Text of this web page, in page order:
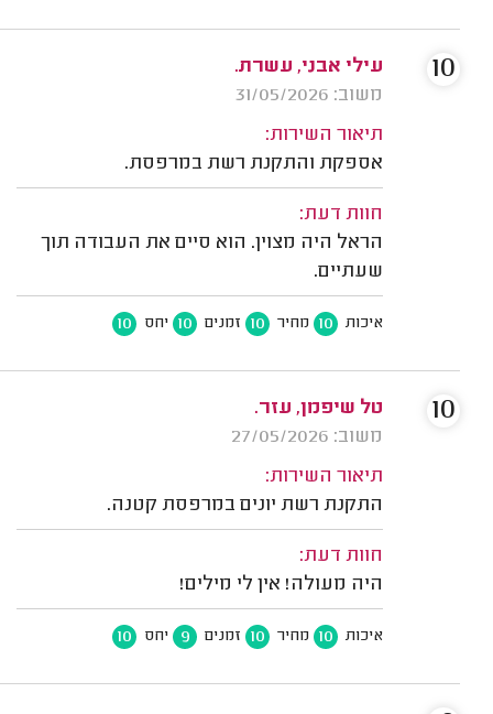
עילי אבני, עשרת.
משוב: 31/05/2026
תיאור השירות:
אספקת והתקנת רשת במרפסת.
חוות דעת:
הראל היה מצוין. הוא סיים את העבודה תוך
שעתיים.
איכות 10 מחיר 10 זמנים 10 יחס 10
10
טל שיפמן, עזר.
משוב: 27/05/2026
תיאור השירות:
התקנת רשת יונים במרפסת קטנה.
חוות דעת:
היה מעולה! אין לי מילים!
איכות 10 מחיר 10 זמנים 9 יחס 10
10